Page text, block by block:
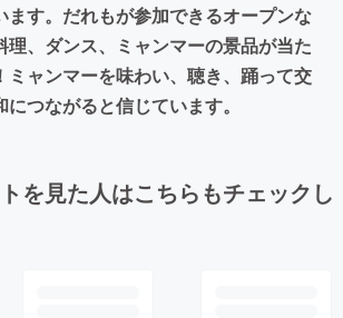
ます。だれもが参加できるオープンな
理、ダンス、ミャンマーの景品が当た
ミャンマーを味わい、聴き、踊って交
つながると信じています。
を見た人はこちらもチェックし